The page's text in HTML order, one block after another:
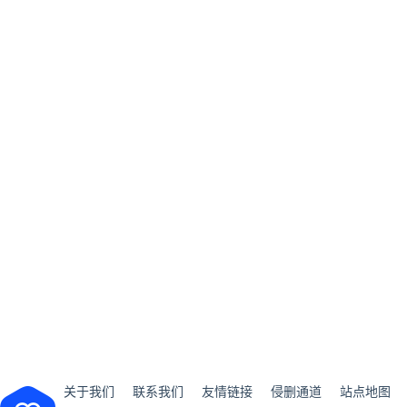
关于我们 联系我们 友情链接 侵删通道 站点地图